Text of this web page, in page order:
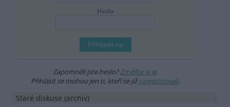
Heslo
Zapomněli jste heslo?Změňte si je.
Přihlásit se mohou jen ti, kteří se jižzaregistrovali.
Staré diskuse (archiv)